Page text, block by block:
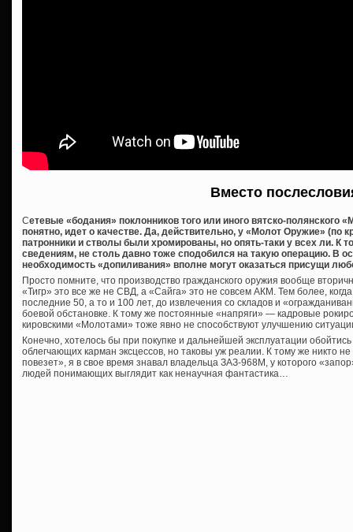
Вместо
Сетевые «бодания» поклонников того или иного вятско-полянского
понятно, идет о качестве. Да, действительно, у «Молот Оружие» (по
патронники и стволы были хромированы, но опять-таки у всех ли. К
сведениям, не столь давно тоже сподобился на такую операцию. В
необходимость «допиливания» вполне могут оказаться присущи
Просто помните, что производство гражданского оружия вообще
«Тигр» это все же не СВД, а «Сайга» это не совсем АКМ. Тем более,
последние 50, а то и 100 лет, до извлечения со складов и
боевой обстановке. К тому же постоянные «напряги» — кадровые
кировскими «Молотами» тоже явно не способствуют улучшению
Конечно, хотелось бы при покупке и дальнейшей эксплуатации
облегчающих карман эксцессов, но таковы уж реалии. К тому же никто
повезет», я в свое время знавал владельца ЗАЗ-968М, у которого
людей понимающих выглядит как ненаучная фантастика…